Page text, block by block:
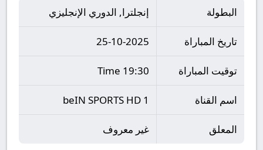
البطولة إنجلترا, الدوري الإنجليزي
تاريخ المباراة 25-10-2025
توقيت المباراة 19:30 Time
اسم القناة beIN SPORTS HD 1
المعلق غير معروف